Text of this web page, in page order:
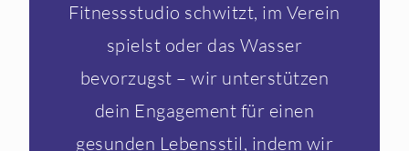
Fitnessstudio schwitzt, im Verein
spielst oder das Wasser
bevorzugst – wir unterstützen
dein Engagement für einen
gesunden Lebensstil, indem wir